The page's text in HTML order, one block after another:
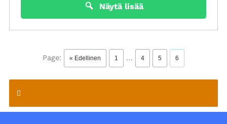
Näytä lisää
Page: « Edellinen 1 … 4 5 6